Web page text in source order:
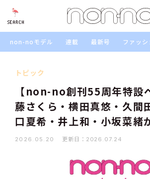
SEARCH
non-noモデル 連載 最新号 ファッシ
トピック
【non-no創刊55周年特設
藤さくら・横田真悠・久間
口夏希・井上和・小坂菜緒
2026.05.20 更新日： 2026.07.24